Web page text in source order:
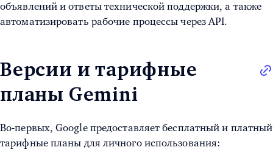
объявлений и ответы технической поддержки, а также
автоматизировать рабочие процессы через API.
Версии и тарифные
планы Gemini
Во-первых, Google предоставляет бесплатный и платный
тарифные планы для личного использования: